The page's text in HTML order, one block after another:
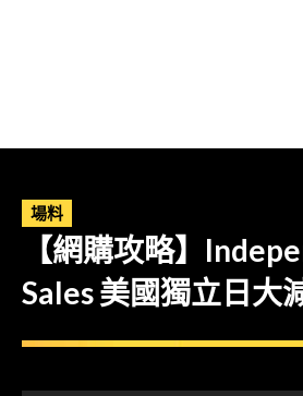
場料
【網購攻略】
Sales 美國獨立日大